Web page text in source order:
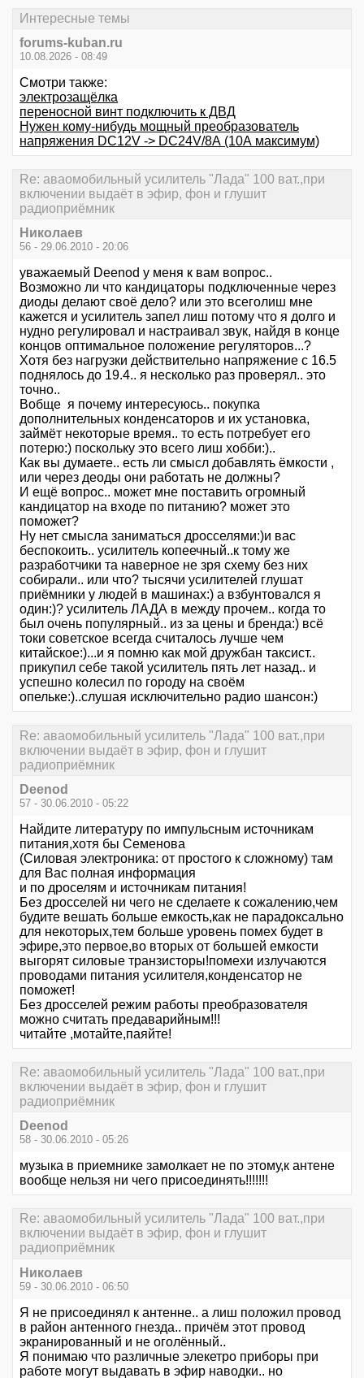
Интересные темы
forums-kuban.ru
10.08.2026 - 08:49
Смотри также:
электрозащёлка
переносной винт подключить к ДВД
Нужен кому-нибудь мощный преобразователь
напряжения DC12V -> DC24V/8А (10А максимум)
Re: аваомобильный усилитель "Лада" 100 ват.,при
включении выдаёт в эфир, фон и глушит
радиоприёмник
Николаев
56 - 29.06.2010 - 20:06
уважаемый Deenod у меня к вам вопрос..
Возможно ли что кандицаторы подключенные через
диоды делают своё дело? или это всеголиш мне
кажется и усилитель запел лиш потому что я долго и
нудно регулировал и настраивал звук, найдя в конце
концов оптимальное положение регуляторов...?
Хотя без нагрузки действительно напряжение с 16.5
поднялось до 19.4.. я несколько раз проверял.. это
точно..
Вобще я почему интересуюсь.. покупка
дополнительных конденсаторов и их установка,
займёт некоторые время.. то есть потребует его
потерю:) поскольку это всего лиш хобби:)..
Как вы думаете.. есть ли смысл добавлять ёмкости ,
или через деоды они работать не должны?
И ещё вопрос.. может мне поставить огромный
кандицатор на входе по питанию? может это
поможет?
Ну нет смысла заниматься дросселями:)и вас
беспокоить.. усилитель копеечный..к тому же
разработчики та наверное не зря схему без них
собирали.. или что? тысячи усилителей глушат
приёмники у людей в машинах:) а взбунтовался я
один:)? усилитель ЛАДА в между прочем.. когда то
был очень популярный.. из за цены и бренда:) всё
токи советское всегда считалось лучше чем
китайское:)...и я помню как мой дружбан таксист..
прикупил себе такой усилитель пять лет назад.. и
успешно колесил по городу на своём
опельке:)..слушая исключительно радио шансон:)
Re: аваомобильный усилитель "Лада" 100 ват.,при
включении выдаёт в эфир, фон и глушит
радиоприёмник
Deenod
57 - 30.06.2010 - 05:22
Найдите литературу по импульсным источникам
питания,хотя бы Семенова
(Силовая электроника: от простого к сложному) там
для Вас полная информация
и по дроселям и источникам питания!
Без дросселей ни чего не сделаете к сожалению,чем
будите вешать больше емкость,как не парадоксально
для некоторых,тем больше уровень помех будет в
эфире,это первое,во вторых от большей емкости
выгорят силовые транзисторы!помехи излучаются
проводами питания усилителя,конденсатор не
поможет!
Без дросселей режим работы преобразователя
можно считать предаварийным!!!
читайте ,мотайте,паяйте!
Re: аваомобильный усилитель "Лада" 100 ват.,при
включении выдаёт в эфир, фон и глушит
радиоприёмник
Deenod
58 - 30.06.2010 - 05:26
музыка в приемнике замолкает не по этому,к антене
вообще нельзя ни чего присоединять!!!!!!!
Re: аваомобильный усилитель "Лада" 100 ват.,при
включении выдаёт в эфир, фон и глушит
радиоприёмник
Николаев
59 - 30.06.2010 - 06:50
Я не присоединял к антенне.. а лиш положил провод
в район антенного гнезда.. причём этот провод
экранированный и не оголённый..
Я понимаю что различные элекетро приборы при
работе могут выдавать в эфир наводки.. но